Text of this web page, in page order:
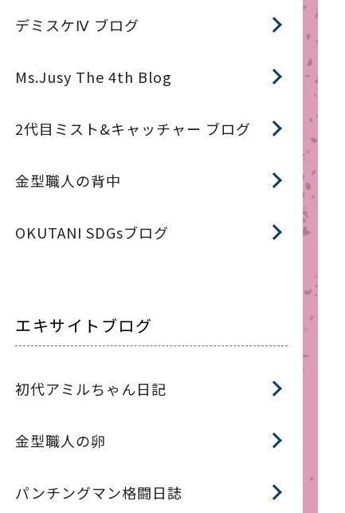
デミスケⅣ ブログ
Ms.Jusy The 4th Blog
2代目ミスト&キャッチャー ブログ
金型職人の背中
OKUTANI SDGsブログ
エキサイトブログ
初代アミルちゃん日記
金型職人の卵
パンチングマン格闘日誌